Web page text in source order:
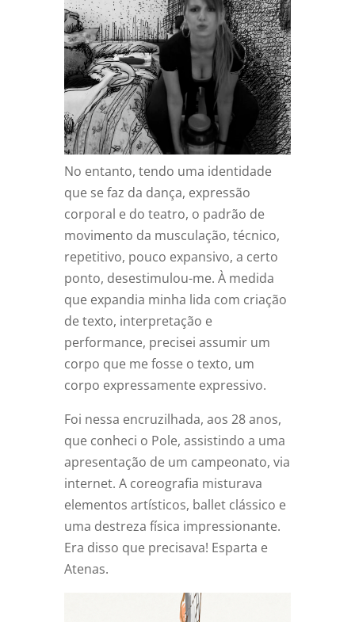
No entanto, tendo uma identidade
que se faz da dança, expressão
corporal e do teatro, o padrão de
movimento da musculação, técnico,
repetitivo, pouco expansivo, a certo
ponto, desestimulou-me. À medida
que expandia minha lida com criação
de texto, interpretação e
performance, precisei assumir um
corpo que me fosse o texto, um
corpo expressamente expressivo.
Foi nessa encruzilhada, aos 28 anos,
que conheci o Pole, assistindo a uma
apresentação de um campeonato, via
internet. A coreografia misturava
elementos artísticos, ballet clássico e
uma destreza física impressionante.
Era disso que precisava! Esparta e
Atenas.